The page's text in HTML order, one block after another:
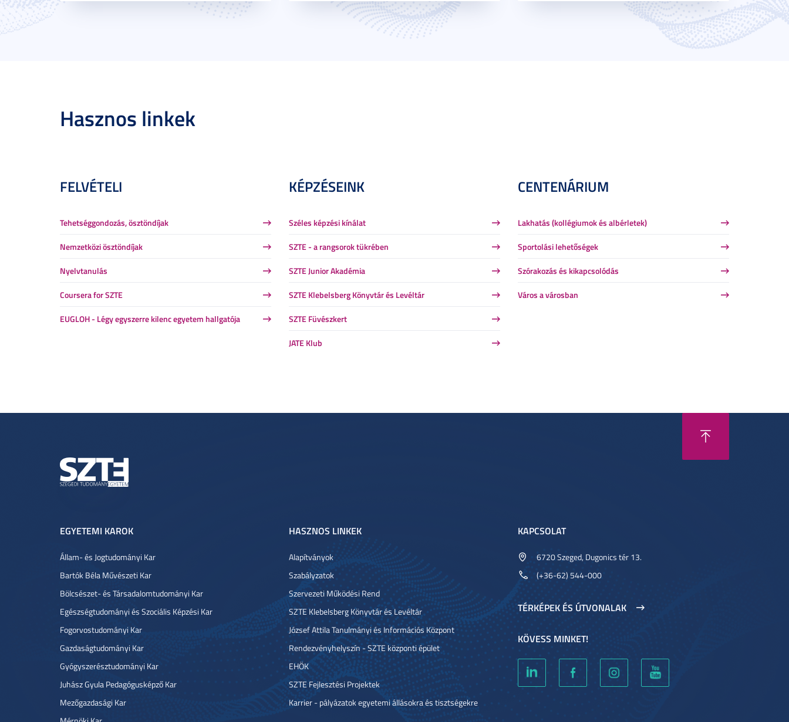
Hasznos linkek
FELVÉTELI
Tehetséggondozás, ösztöndíjak
Nemzetközi ösztöndíjak
Nyelvtanulás
Coursera for SZTE
EUGLOH - Légy egyszerre kilenc egyetem hallgatója
KÉPZÉSEINK
Széles képzési kínálat
SZTE - a rangsorok tükrében
SZTE Junior Akadémia
SZTE Klebelsberg Könyvtár és Levéltár
SZTE Füvészkert
JATE Klub
CENTENÁRIUM
Lakhatás (kollégiumok és albérletek)
Sportolási lehetőségek
Szórakozás és kikapcsolódás
Város a városban
EGYETEMI KAROK
Állam- és Jogtudományi Kar
Bartók Béla Művészeti Kar
Bölcsészet- és Társadalomtudományi Kar
Egészségtudományi és Szociális Képzési Kar
Fogorvostudományi Kar
Gazdaságtudományi Kar
Gyógyszerésztudományi Kar
Juhász Gyula Pedagógusképző Kar
Mezőgazdasági Kar
HASZNOS LINKEK
Alapítványok
Szabályzatok
Szervezeti Működési Rend
SZTE Klebelsberg Könyvtár és Levéltár
József Attila Tanulmányi és Információs Központ
Rendezvényhelyszín - SZTE központi épület
EHÖK
SZTE Fejlesztési Projektek
Karrier - pályázatok egyetemi állásokra és tisztségekre
KAPCSOLAT
6720 Szeged, Dugonics tér 13.
(+36-62) 544-000
TÉRKÉPEK ÉS ÚTVONALAK
KÖVESS MINKET!